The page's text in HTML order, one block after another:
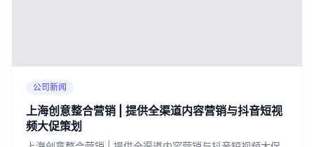
公司新闻
上海创意整合营销 | 提供全渠道内容营销与抖音短视
频大促策划